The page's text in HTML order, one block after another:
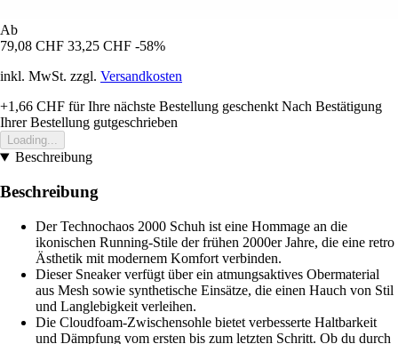
Ab
79,08 CHF 33,25 CHF -58%
inkl. MwSt. zzgl. Versandkosten
+1,66 CHF für Ihre nächste Bestellung geschenkt Nach Bestätigung
Ihrer Bestellung gutgeschrieben
Loading...
Beschreibung
Beschreibung
Der Technochaos 2000 Schuh ist eine Hommage an die
ikonischen Running-Stile der frühen 2000er Jahre, die eine retro
Ästhetik mit modernem Komfort verbinden.
Dieser Sneaker verfügt über ein atmungsaktives Obermaterial
aus Mesh sowie synthetische Einsätze, die einen Hauch von Stil
und Langlebigkeit verleihen.
Die Cloudfoam-Zwischensohle bietet verbesserte Haltbarkeit
und Dämpfung vom ersten bis zum letzten Schritt. Ob du durch